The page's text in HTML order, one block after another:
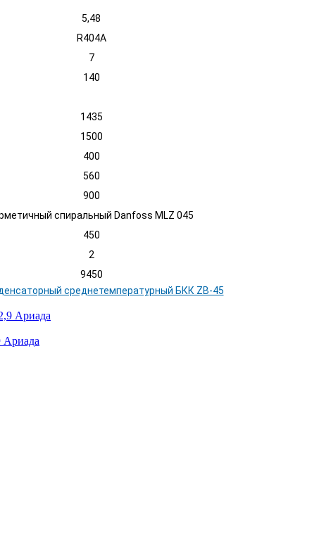
5,48
R404A
7
140
1435
1500
400
560
900
спиральный Danfoss MLZ 045
450
2
9450
Ариада